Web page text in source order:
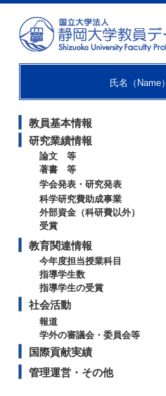
氏名（Name）
教員基本情報
研究業績情報
論文 等
著書 等
学会発表・研究発表
科学研究費助成事業
外部資金（科研費以外）
受賞
教育関連情報
今年度担当授業科目
指導学生数
指導学生の受賞
社会活動
報道
学外の審議会・委員会等
国際貢献実績
管理運営・その他